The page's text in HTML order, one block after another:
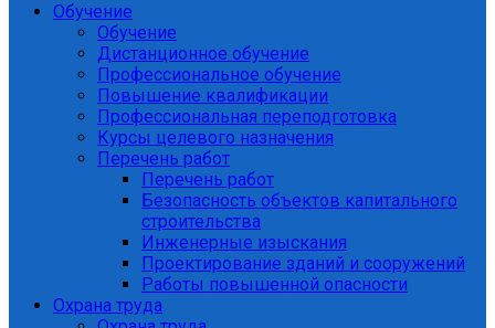
Обучение
Обучение
Дистанционное обучение
Профессиональное обучение
Повышение квалификации
Профессиональная переподготовка
Курсы целевого назначения
Перечень работ
Перечень работ
Безопасность объектов капитального
строительства
Инженерные изыскания
Проектирование зданий и сооружений
Работы повышенной опасности
Охрана труда